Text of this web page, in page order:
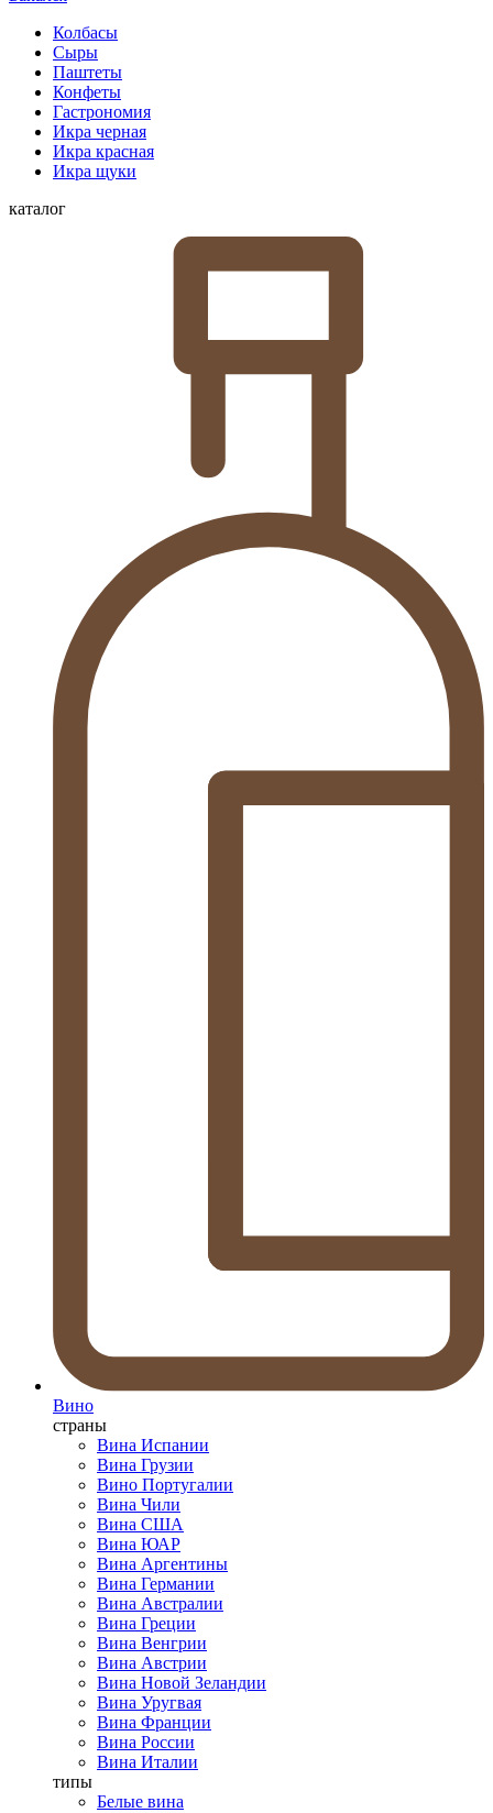
Колбасы
Сыры
Паштеты
Конфеты
Гастрономия
Икра черная
Икра красная
Икра щуки
каталог
Вино
страны
Вина Испании
Вина Грузии
Вино Португалии
Вина Чили
Вина США
Вина ЮАР
Вина Аргентины
Вина Германии
Вина Австралии
Вина Греции
Вина Венгрии
Вина Австрии
Вина Новой Зеландии
Вина Уругвая
Вина Франции
Вина России
Вина Италии
типы
Белые вина